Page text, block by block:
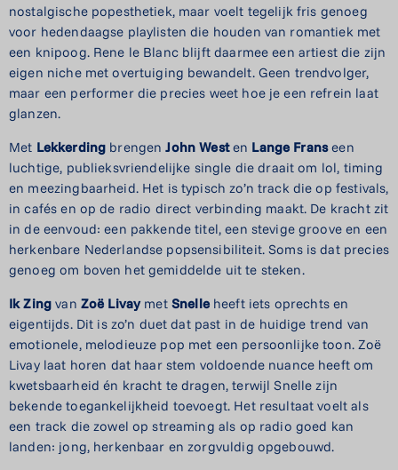
nostalgische popesthetiek, maar voelt tegelijk fris genoeg
voor hedendaagse playlisten die houden van romantiek met
een knipoog. Rene le Blanc blijft daarmee een artiest die zijn
eigen niche met overtuiging bewandelt. Geen trendvolger,
maar een performer die precies weet hoe je een refrein laat
glanzen.
Met Lekkerding brengenJohn Westen Lange Franseen
luchtige, publieksvriendelijke single die draait om lol, timing
en meezingbaarheid. Het is typisch zo’n track die op festivals,
in cafés en op de radio direct verbinding maakt. De kracht zit
in de eenvoud: een pakkende titel, een stevige groove en een
herkenbare Nederlandse popsensibiliteit. Soms is dat precies
genoeg om boven het gemiddelde uit te steken.
Ik Zing van Zoë Livaymet Snelleheeft iets oprechts en
eigentijds. Dit is zo’n duet dat past in de huidige trend van
emotionele, melodieuze pop met een persoonlijke toon. Zoë
Livay laat horen dat haar stem voldoende nuance heeft om
kwetsbaarheid én kracht te dragen, terwijl Snelle zijn
bekende toegankelijkheid toevoegt. Het resultaat voelt als
een track die zowel op streaming als op radio goed kan
landen: jong, herkenbaar en zorgvuldig opgebouwd.